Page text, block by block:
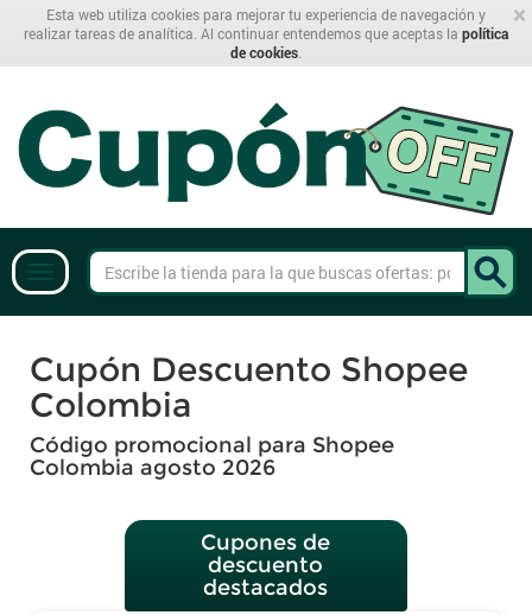
×
Esta web utiliza cookies para mejorar tu experiencia de navegación y
realizar tareas de analítica. Al continuar entendemos que aceptas la política
de cookies
Cupón Descuento Shopee
Colombia
Código promocional para Shopee
Colombia agosto 2026
Cupones de
descuento
destacados